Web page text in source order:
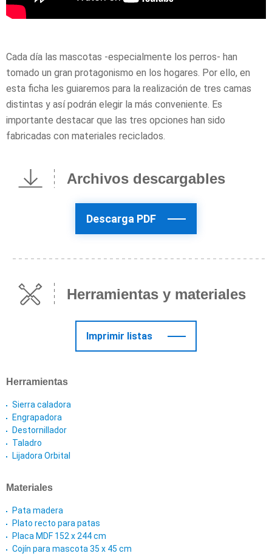
Cada día las mascotas -especialmente los perros- han
tomado un gran protagonismo en los hogares. Por ello, en
esta ficha les guiaremos para la realización de tres camas
distintas y así podrán elegir la más conveniente. Es
importante destacar que las tres opciones han sido
fabricadas con materiales reciclados.
Archivos descargables
Descarga PDF
Herramientas y materiales
Imprimir listas
Herramientas
Sierra caladora
Engrapadora
Destornillador
Taladro
Lijadora Orbital
Materiales
Pata madera
Plato recto para patas
Placa MDF 152 x 244 cm
Cojín para mascota 35 x 45 cm